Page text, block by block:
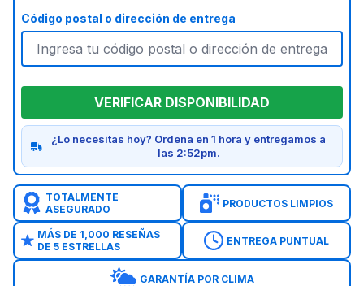
Código postal o dirección de entrega
VERIFICAR DISPONIBILIDAD
¿Lo necesitas hoy? Ordena en 1 hora y entregamos a
las 2:52pm.
TOTALMENTE
ASEGURADO
PRODUCTOS LIMPIOS
MÁS DE 1,000 RESEÑAS
DE 5 ESTRELLAS
ENTREGA PUNTUAL
GARANTÍA POR CLIMA